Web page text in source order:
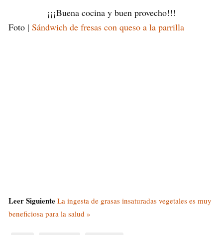
¡¡¡Buena cocina y buen provecho!!!
Foto | Sándwich de fresas con queso a la parrilla
Leer Siguiente La ingesta de grasas insaturadas vegetales es muy
beneficiosa para la salud »